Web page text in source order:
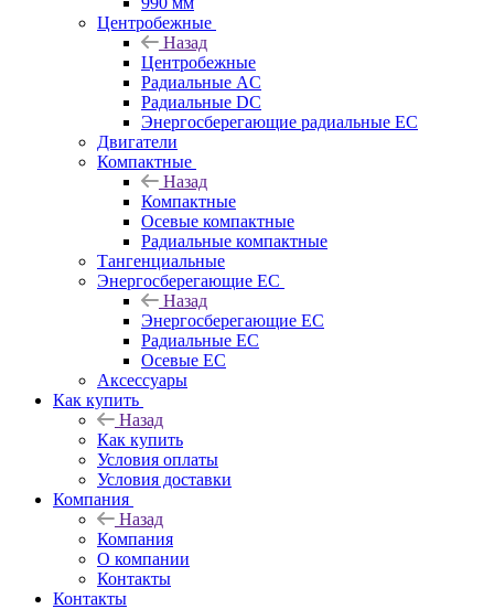
Центробежные
Назад
Центробежные
Радиальные AC
Радиальные DC
Энергосберегающие радиальные EC
Двигатели
Компактные
Назад
Компактные
Осевые компактные
Радиальные компактные
Тангенциальные
Энергосберегающие EC
Назад
Энергосберегающие EC
Радиальные EC
Осевые EC
Аксессуары
Как купить
Назад
Как купить
Условия оплаты
Условия доставки
Компания
Назад
Компания
О компании
Контакты
Контакты